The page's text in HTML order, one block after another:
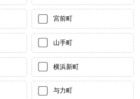
宮前町
山手町
横浜新町
与力町